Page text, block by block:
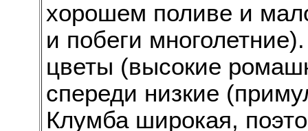
хорошем поливе и
и побеги
цветы (высокие
спереди низкие
Клумба широкая,